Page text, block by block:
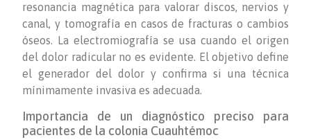
resonancia magnética para valorar discos, nervios y
canal, y tomografía en casos de fracturas o cambios
óseos. La electromiografía se usa cuando el origen
del dolor radicular no es evidente. El objetivo define
el generador del dolor y confirma si una técnica
mínimamente invasiva es adecuada.
Importancia de un diagnóstico preciso para
pacientes de la colonia Cuauhtémoc